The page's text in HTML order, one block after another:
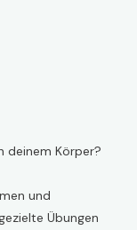
deinem Körper?
und
Übungen